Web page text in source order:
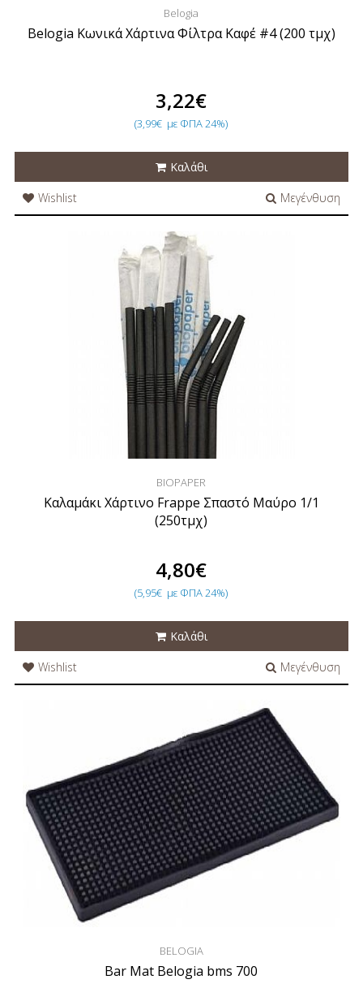
Belogia
Belogia Κωνικά Χάρτινα Φίλτρα Καφέ #4 (200 τμχ)
3,22€
(3,99€ με ΦΠΑ 24%)
Καλάθι
Wishlist
Μεγένθυση
BIOPAPER
Καλαμάκι Χάρτινο Frappe Σπαστό Μαύρο 1/1
(250τμχ)
4,80€
(5,95€ με ΦΠΑ 24%)
Καλάθι
Wishlist
Μεγένθυση
BELOGIA
Bar Mat Belogia bms 700